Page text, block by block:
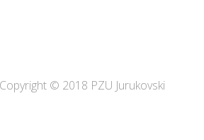
Copyright © 2018 PZU Jurukovski